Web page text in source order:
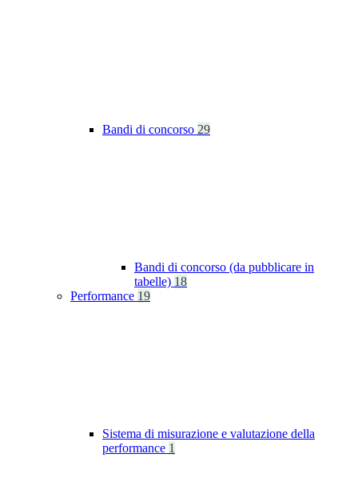
Bandi di concorso 29
Bandi di concorso (da pubblicare in
tabelle) 18
Performance 19
Sistema di misurazione e valutazione della
performance 1